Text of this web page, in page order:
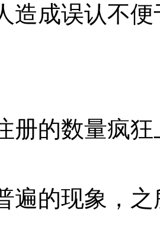
造成误认不
册的数量疯
遍的现象，之